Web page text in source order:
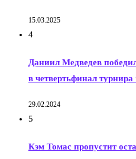
15.03.2025
4
Даниил Медведев
в четвертьфинал турнира
29.02.2024
5
Кэм Томас пропустит